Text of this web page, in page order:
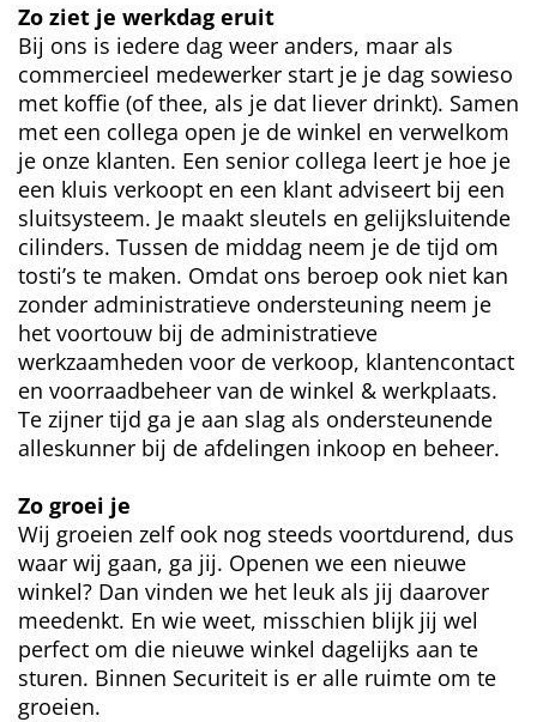
Zo ziet je werkdag eruit
Bij ons is iedere dag weer anders, maar als
commercieel medewerker start je je dag sowieso
met koffie (of thee, als je dat liever drinkt). Samen
met een collega open je de winkel en verwelkom
je onze klanten. Een senior collega leert je hoe je
een kluis verkoopt en een klant adviseert bij een
sluitsysteem. Je maakt sleutels en gelijksluitende
cilinders. Tussen de middag neem je de tijd om
tosti’s te maken. Omdat ons beroep ook niet kan
zonder administratieve ondersteuning neem je
het voortouw bij de administratieve
werkzaamheden voor de verkoop, klantencontact
en voorraadbeheer van de winkel & werkplaats.
Te zijner tijd ga je aan slag als ondersteunende
alleskunner bij de afdelingen inkoop en beheer.
Zo groei je
Wij groeien zelf ook nog steeds voortdurend, dus
waar wij gaan, ga jij. Openen we een nieuwe
winkel? Dan vinden we het leuk als jij daarover
meedenkt. En wie weet, misschien blijk jij wel
perfect om die nieuwe winkel dagelijks aan te
sturen. Binnen Securiteit is er alle ruimte om te
groeien.